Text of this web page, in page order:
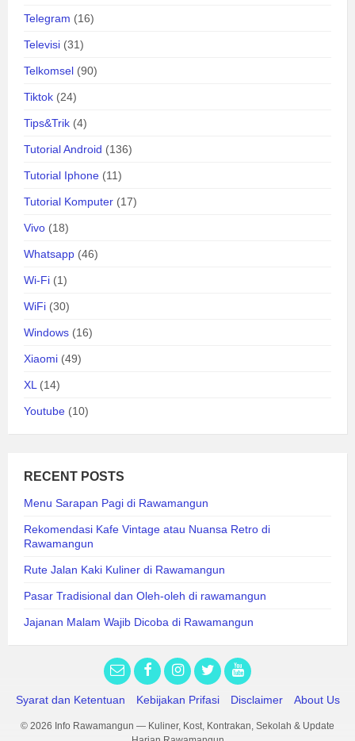
Telegram (16)
Televisi (31)
Telkomsel (90)
Tiktok (24)
Tips&Trik (4)
Tutorial Android (136)
Tutorial Iphone (11)
Tutorial Komputer (17)
Vivo (18)
Whatsapp (46)
Wi-Fi (1)
WiFi (30)
Windows (16)
Xiaomi (49)
XL(14)
Youtube (10)
RECENT POSTS
Menu Sarapan Pagi di Rawamangun
Rekomendasi Kafe Vintage atau Nuansa Retro di
Rawamangun
Rute Jalan Kaki Kuliner di Rawamangun
Pasar Tradisional dan Oleh-oleh di rawamangun
Jajanan Malam Wajib Dicoba di Rawamangun
Syarat dan Ketentuan Kebijakan Prifasi Disclaimer About Us
© 2026 Info Rawamangun — Kuliner, Kost, Kontrakan, Sekolah & Update